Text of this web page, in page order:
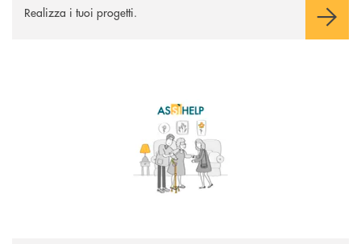
Realizza i tuoi progetti.